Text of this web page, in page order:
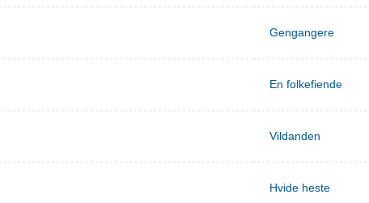
Gengangere
En folkefiende
Vildanden
Hvide heste